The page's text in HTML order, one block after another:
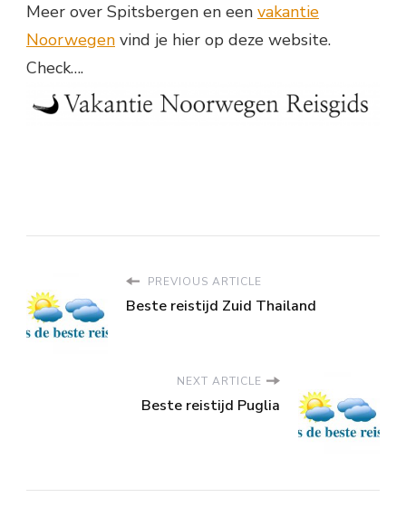
Meer over Spitsbergen en een vakantie
Noorwegen vind je hier op deze website.
Check….
PREVIOUS ARTICLE
Beste reistijd Zuid Thailand
NEXT ARTICLE
Beste reistijd Puglia